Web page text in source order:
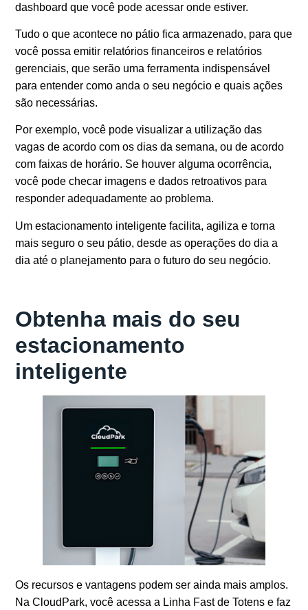
dashboard que você pode acessar onde estiver.
Tudo o que acontece no pátio fica armazenado, para que
você possa emitir relatórios financeiros e relatórios
gerenciais, que serão uma ferramenta indispensável
para entender como anda o seu negócio e quais ações
são necessárias.
Por exemplo, você pode visualizar a utilização das
vagas de acordo com os dias da semana, ou de acordo
com faixas de horário. Se houver alguma ocorrência,
você pode checar imagens e dados retroativos para
responder adequadamente ao problema.
Um estacionamento inteligente facilita, agiliza e torna
mais seguro o seu pátio, desde as operações do dia a
dia até o planejamento para o futuro do seu negócio.
Obtenha mais do seu
estacionamento
inteligente
Os recursos e vantagens podem ser ainda mais amplos.
Na CloudPark, você acessa a Linha Fast de Totens e faz